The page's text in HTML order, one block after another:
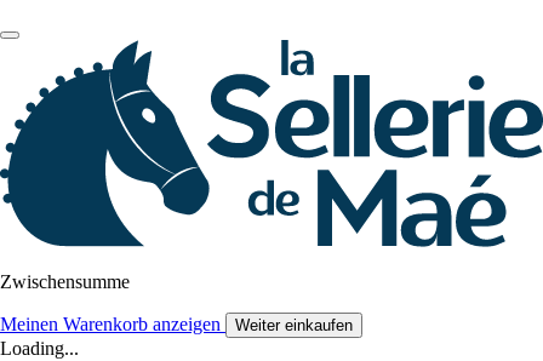
Zwischensumme
Meinen Warenkorb anzeigen Weiter einkaufen
Loading...